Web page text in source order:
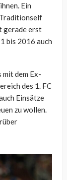
Ein
gerade erst
bis 2016 auch
mit dem Ex-
des 1. FC
Einsätze
zu wollen.